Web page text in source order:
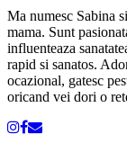
Ma numesc Sabina
mama. Sunt
influenteaza
rapid si sanatos.
ocazional, gatesc
oricand vei dori o